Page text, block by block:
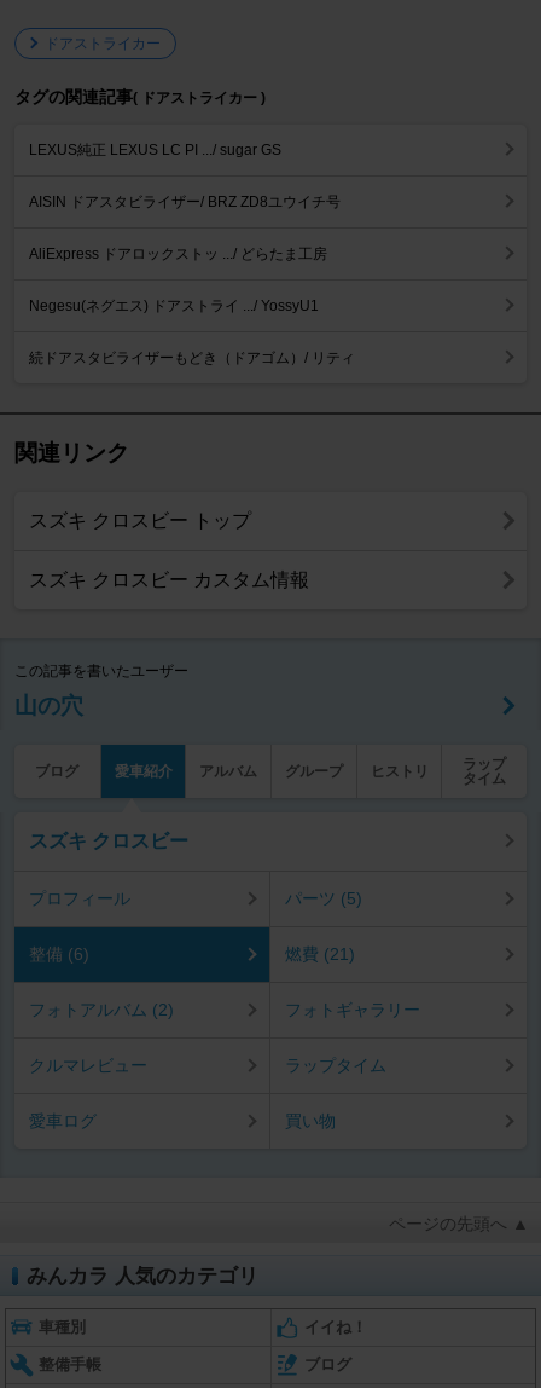
ドアストライカー
タグの関連記事( ドアストライカー )
LEXUS純正 LEXUS LC PI .../ sugar GS
AISIN ドアスタビライザー/ BRZ ZD8ユウイチ号
AliExpress ドアロックストッ .../ どらたま工房
Negesu(ネグエス) ドアストライ .../ YossyU1
続ドアスタビライザーもどき（ドアゴム）/ リティ
関連リンク
スズキ クロスビー トップ
スズキ クロスビー カスタム情報
この記事を書いたユーザー
山の穴
ブログ 愛車紹介 アルバム グループ ヒストリ
ラップ
タイム
スズキ クロスビー
プロフィール パーツ (5)
整備 (6) 燃費 (21)
フォトアルバム (2) フォトギャラリー
クルマレビュー ラップタイム
愛車ログ 買い物
ページの先頭へ ▲
みんカラ 人気のカテゴリ
車種別 イイね！
整備手帳 ブログ